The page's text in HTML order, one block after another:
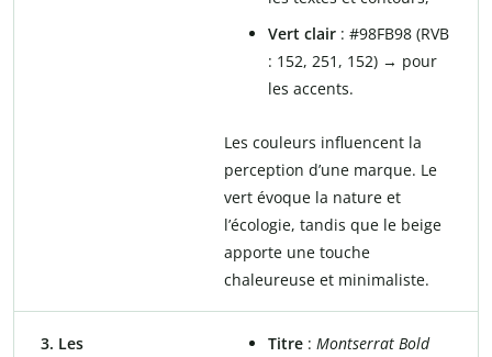
Vert clair : #98FB98 (RVB
: 152, 251, 152) → pour
les accents.
Les couleurs influencent la
perception d’une marque. Le
vert évoque la nature et
l’écologie, tandis que le beige
apporte une touche
chaleureuse et minimaliste.
3. Les
Titre : Montserrat Bold